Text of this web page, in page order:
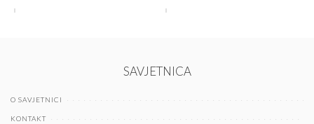
SAVJETNICA
O SAVJETNICI
KONTAKT